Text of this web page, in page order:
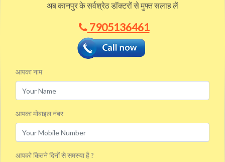
अब कानपुर के सर्वश्रेठ डॉक्टरों से मुफ्त सलाह लें
7905136461
आपका नाम
आपका मोबाइल नंबर
आपको कितने दिनों से समस्या है ?